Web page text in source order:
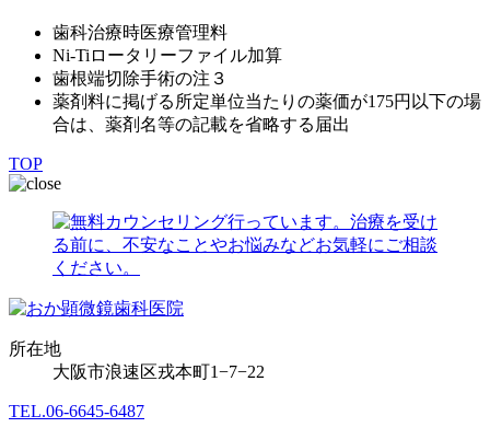
歯科治療時医療管理料
Ni-Tiロータリーファイル加算
歯根端切除手術の注３
薬剤料に掲げる所定単位当たりの薬価が175円以下の場
合は、薬剤名等の記載を省略する届出
TOP
所在地
大阪市浪速区戎本町1−7−22
TEL.06-6645-6487